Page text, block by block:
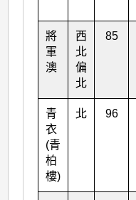
將
軍
澳
西
北
偏
北
85
青
衣
(青
柏
樓)
北 96